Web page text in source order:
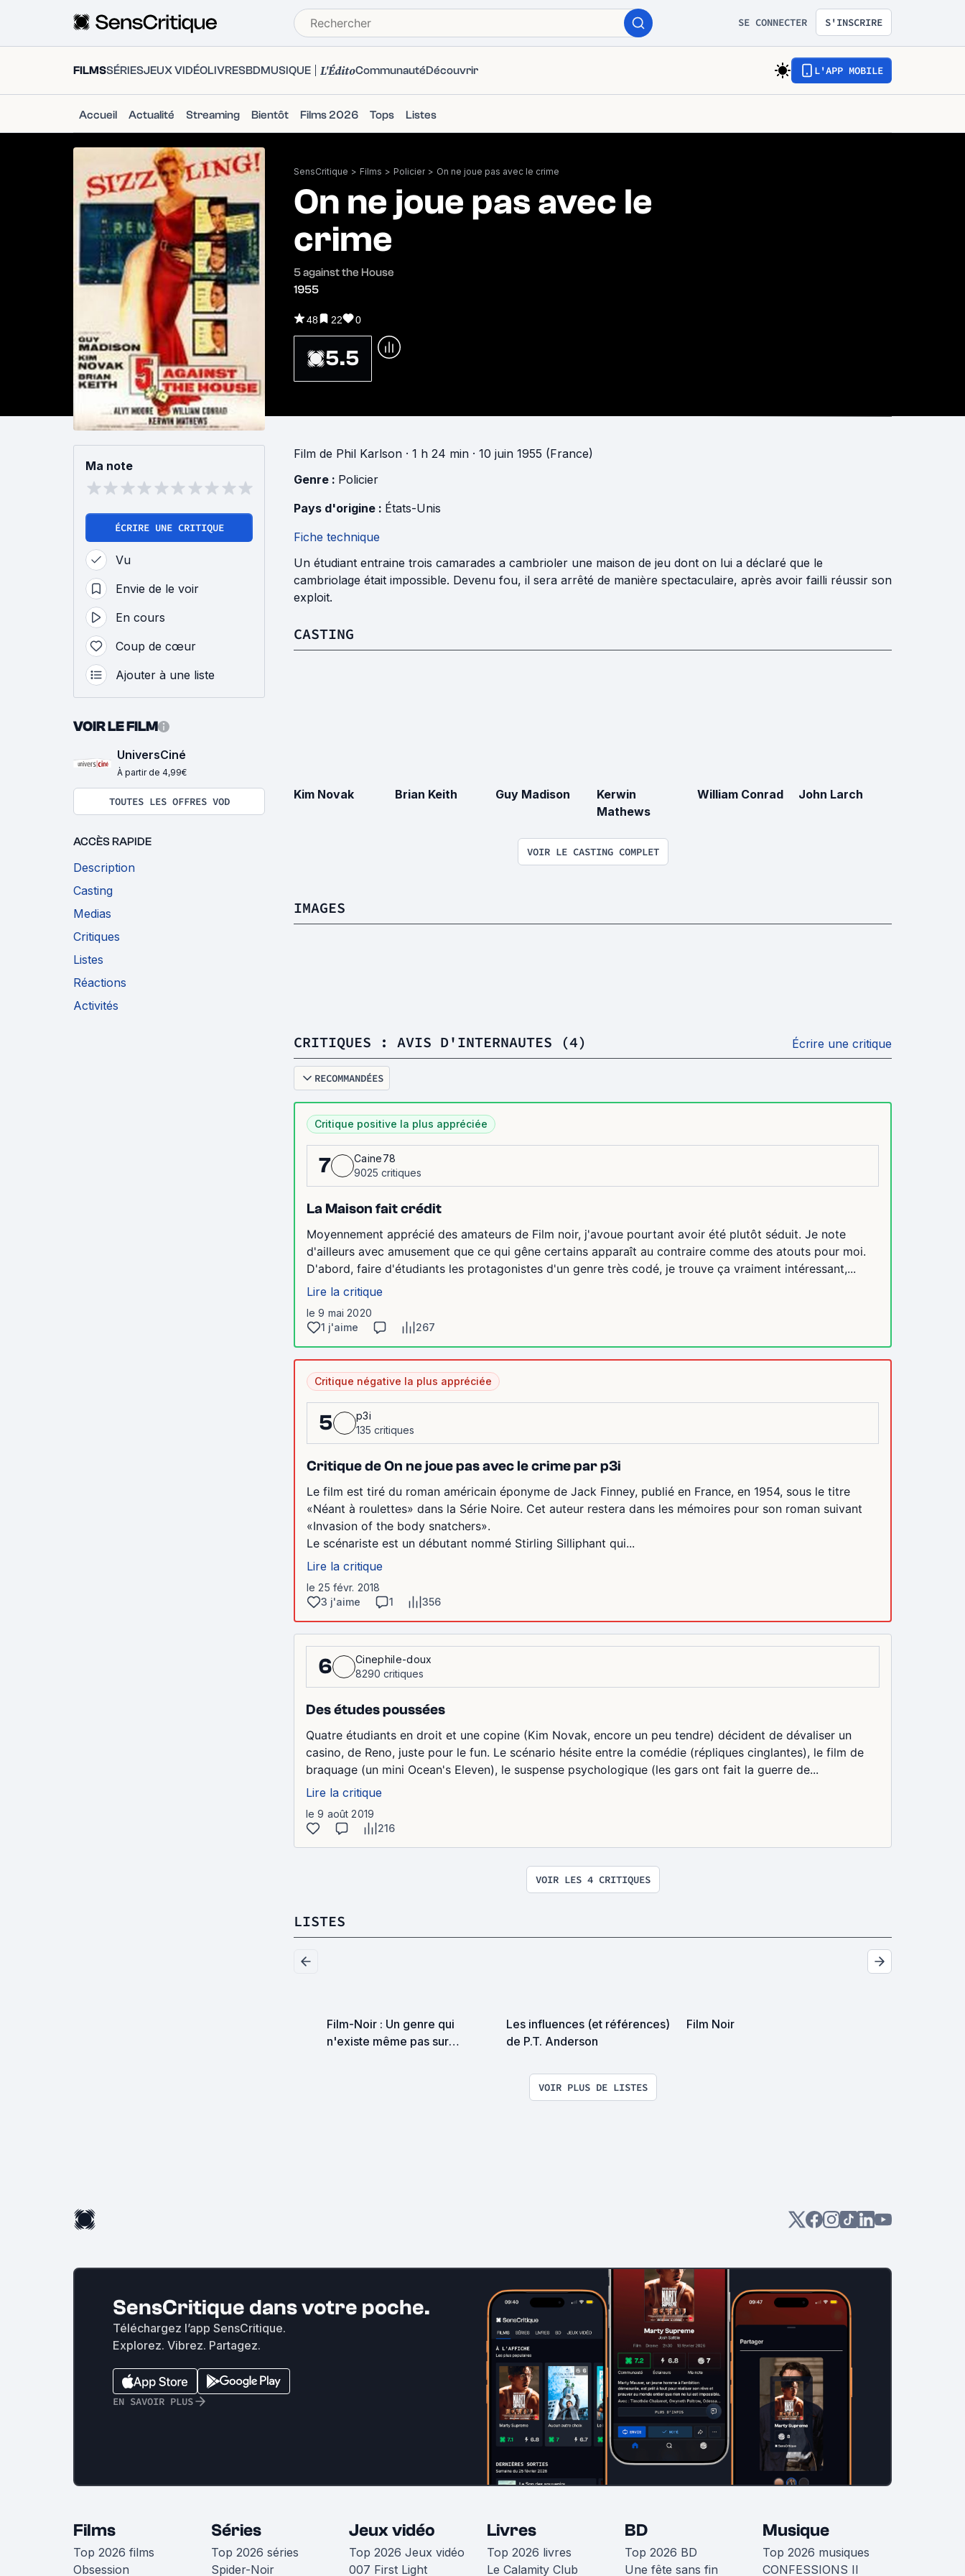
SE CONNECTER S'INSCRIRE
FILMSSÉRIESJEUX VIDÉOLIVRESBDMUSIQUE L'ÉditoCommunautéDécouvrir L'APP MOBILE
Accueil Actualité Streaming Bientôt Films 2026 Tops Listes
SensCritique > Films > Policier > On ne joue pas avec le crime
On ne joue pas avec le
crime
5 against the House
1955
48 22 0
5.5
Ma note
ÉCRIRE UNE CRITIQUE
Vu
Envie de le voir
En cours
Coup de cœur
Ajouter à une liste
VOIR LE FILM
UniversCiné
À partir de 4,99€
TOUTES LES OFFRES VOD
ACCÈS RAPIDE
Description
Casting
Medias
Critiques
Listes
Réactions
Activités
Film de Phil Karlson · 1 h 24 min · 10 juin 1955 (France)
Genre : Policier
Pays d'origine : États-Unis
Fiche technique
Un étudiant entraine trois camarades a cambrioler une maison de jeu dont on lui a déclaré que le
cambriolage était impossible. Devenu fou, il sera arrêté de manière spectaculaire, après avoir failli réussir son
exploit.
CASTING
Kim Novak Brian Keith Guy Madison
Kerwin
Mathews
William Conrad John Larch
VOIR LE CASTING COMPLET
IMAGES
CRITIQUES : AVIS D'INTERNAUTES (4) Écrire une critique
RECOMMANDÉES
Critique positive la plus appréciée
7
Caine78
9025 critiques
La Maison fait crédit
Moyennement apprécié des amateurs de Film noir, j'avoue pourtant avoir été plutôt séduit. Je note
d'ailleurs avec amusement que ce qui gêne certains apparaît au contraire comme des atouts pour moi.
D'abord, faire d'étudiants les protagonistes d'un genre très codé, je trouve ça vraiment intéressant,...
Lire la critique
le 9 mai 2020
1 j'aime
267
Critique négative la plus appréciée
5
p3i
135 critiques
Critique de On ne joue pas avec le crime par p3i
Le film est tiré du roman américain éponyme de Jack Finney, publié en France, en 1954, sous le titre
«Néant à roulettes» dans la Série Noire. Cet auteur restera dans les mémoires pour son roman suivant
«Invasion of the body snatchers».
Le scénariste est un débutant nommé Stirling Silliphant qui...
Lire la critique
le 25 févr. 2018
3 j'aime
1 356
6
Cinephile-doux
8290 critiques
Des études poussées
Quatre étudiants en droit et une copine (Kim Novak, encore un peu tendre) décident de dévaliser un
casino, de Reno, juste pour le fun. Le scénario hésite entre la comédie (répliques cinglantes), le film de
braquage (un mini Ocean's Eleven), le suspense psychologique (les gars ont fait la guerre de...
Lire la critique
le 9 août 2019
216
VOIR LES 4 CRITIQUES
LISTES
Film-Noir : Un genre qui
n'existe même pas sur
Les influences (et références)
de P.T. Anderson
Film Noir
VOIR PLUS DE LISTES
SensCritique dans votre poche.
Téléchargez l’app SensCritique.
Explorez. Vibrez. Partagez.
EN SAVOIR PLUS
Films
Top 2026 films
Obsession
Séries
Top 2026 séries
Spider-Noir
Jeux vidéo
Top 2026 Jeux vidéo
007 First Light
Livres
Top 2026 livres
Le Calamity Club
BD
Top 2026 BD
Une fête sans fin
Musique
Top 2026 musiques
CONFESSIONS II